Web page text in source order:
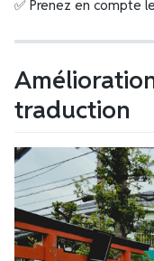
✅ Prenez en compte
traduction